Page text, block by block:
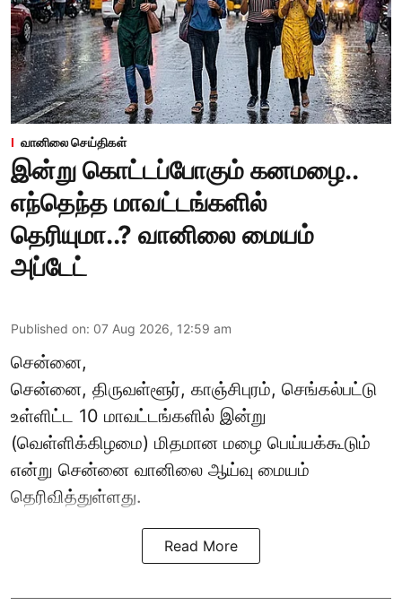
வானிலை செய்திகள்
இன்று கொட்டப்போகும் கனமழை..
எந்தெந்த மாவட்டங்களில்
தெரியுமா..? வானிலை மையம்
அப்டேட்
Published on: 07 Aug 2026, 12:59 am
சென்னை,
சென்னை, திருவள்ளூர், காஞ்சிபுரம், செங்கல்பட்டு
உள்ளிட்ட 10 மாவட்டங்களில் இன்று
(வெள்ளிக்கிழமை) மிதமான மழை பெய்யக்கூடும்
என்று சென்னை வானிலை ஆய்வு மையம்
தெரிவித்துள்ளது.
Read More